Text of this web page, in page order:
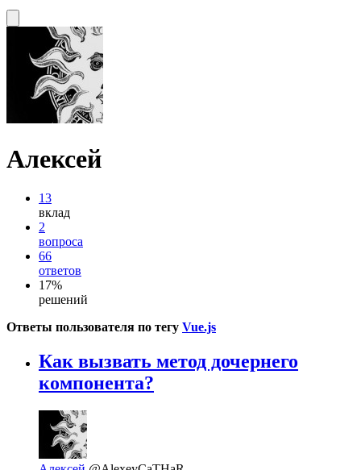
Алексей
13
вклад
2
вопроса
66
ответов
17%
решений
Ответы пользователя по тегу Vue.js
Как вызвать метод дочернего
компонента?